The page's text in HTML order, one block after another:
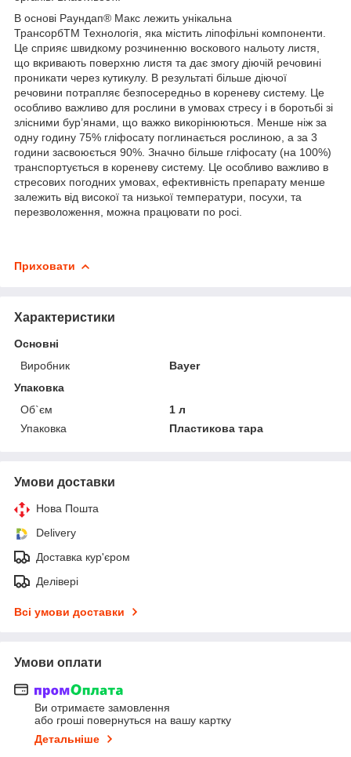
В основі Раундап® Макс лежить унікальна
ТрансорбТМ Технологія, яка містить ліпофільні компоненти.
Це сприяє швидкому розчиненню воскового нальоту листя,
що вкривають поверхню листя та дає змогу діючій речовині
проникати через кутикулу. В результаті більше діючої
речовини потрапляє безпосередньо в кореневу систему. Це
особливо важливо для рослини в умовах стресу і в боротьбі зі
злісними бур’янами, що важко викорінюються. Менше ніж за
одну годину 75% гліфосату поглинається рослиною, а за 3
години засвоюється 90%. Значно більше гліфосату (на 100%)
транспортується в кореневу систему. Це особливо важливо в
стресових погодних умовах, ефективність препарату менше
залежить від високої та низької температури, посухи, та
перезволоження, можна працювати по росі.
Приховати
Характеристики
Основні
Виробник
Bayer
Упаковка
Об`єм
1 л
Упаковка
Пластикова тара
Умови доставки
Нова Пошта
Delivery
Доставка кур'єром
Делівері
Всі умови доставки
Умови оплати
Ви отримаєте замовлення
або гроші повернуться на вашу картку
Детальніше